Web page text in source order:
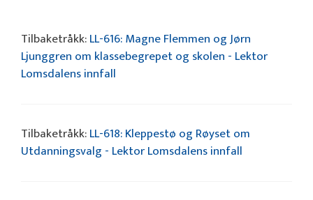
Tilbaketråkk:LL-616: Magne Flemmen og Jørn
Ljunggren om klassebegrepet og skolen - Lektor
Lomsdalens innfall
Tilbaketråkk:LL-618: Kleppestø og Røyset om
Utdanningsvalg - Lektor Lomsdalens innfall